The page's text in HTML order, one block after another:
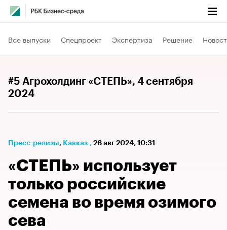
Все выпуски Спецпроект Экспертиза Решение
#5 Агрохолдинг «СТЕПЬ», 4 сентября
2024
Пресс-релизы⁠, Кавказ , 26 авг 2024, 10:31
«СТЕПЬ» использует
только российские
семена во время озимого
сева